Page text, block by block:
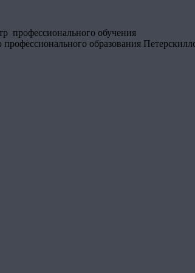
профессионального обучения
образования